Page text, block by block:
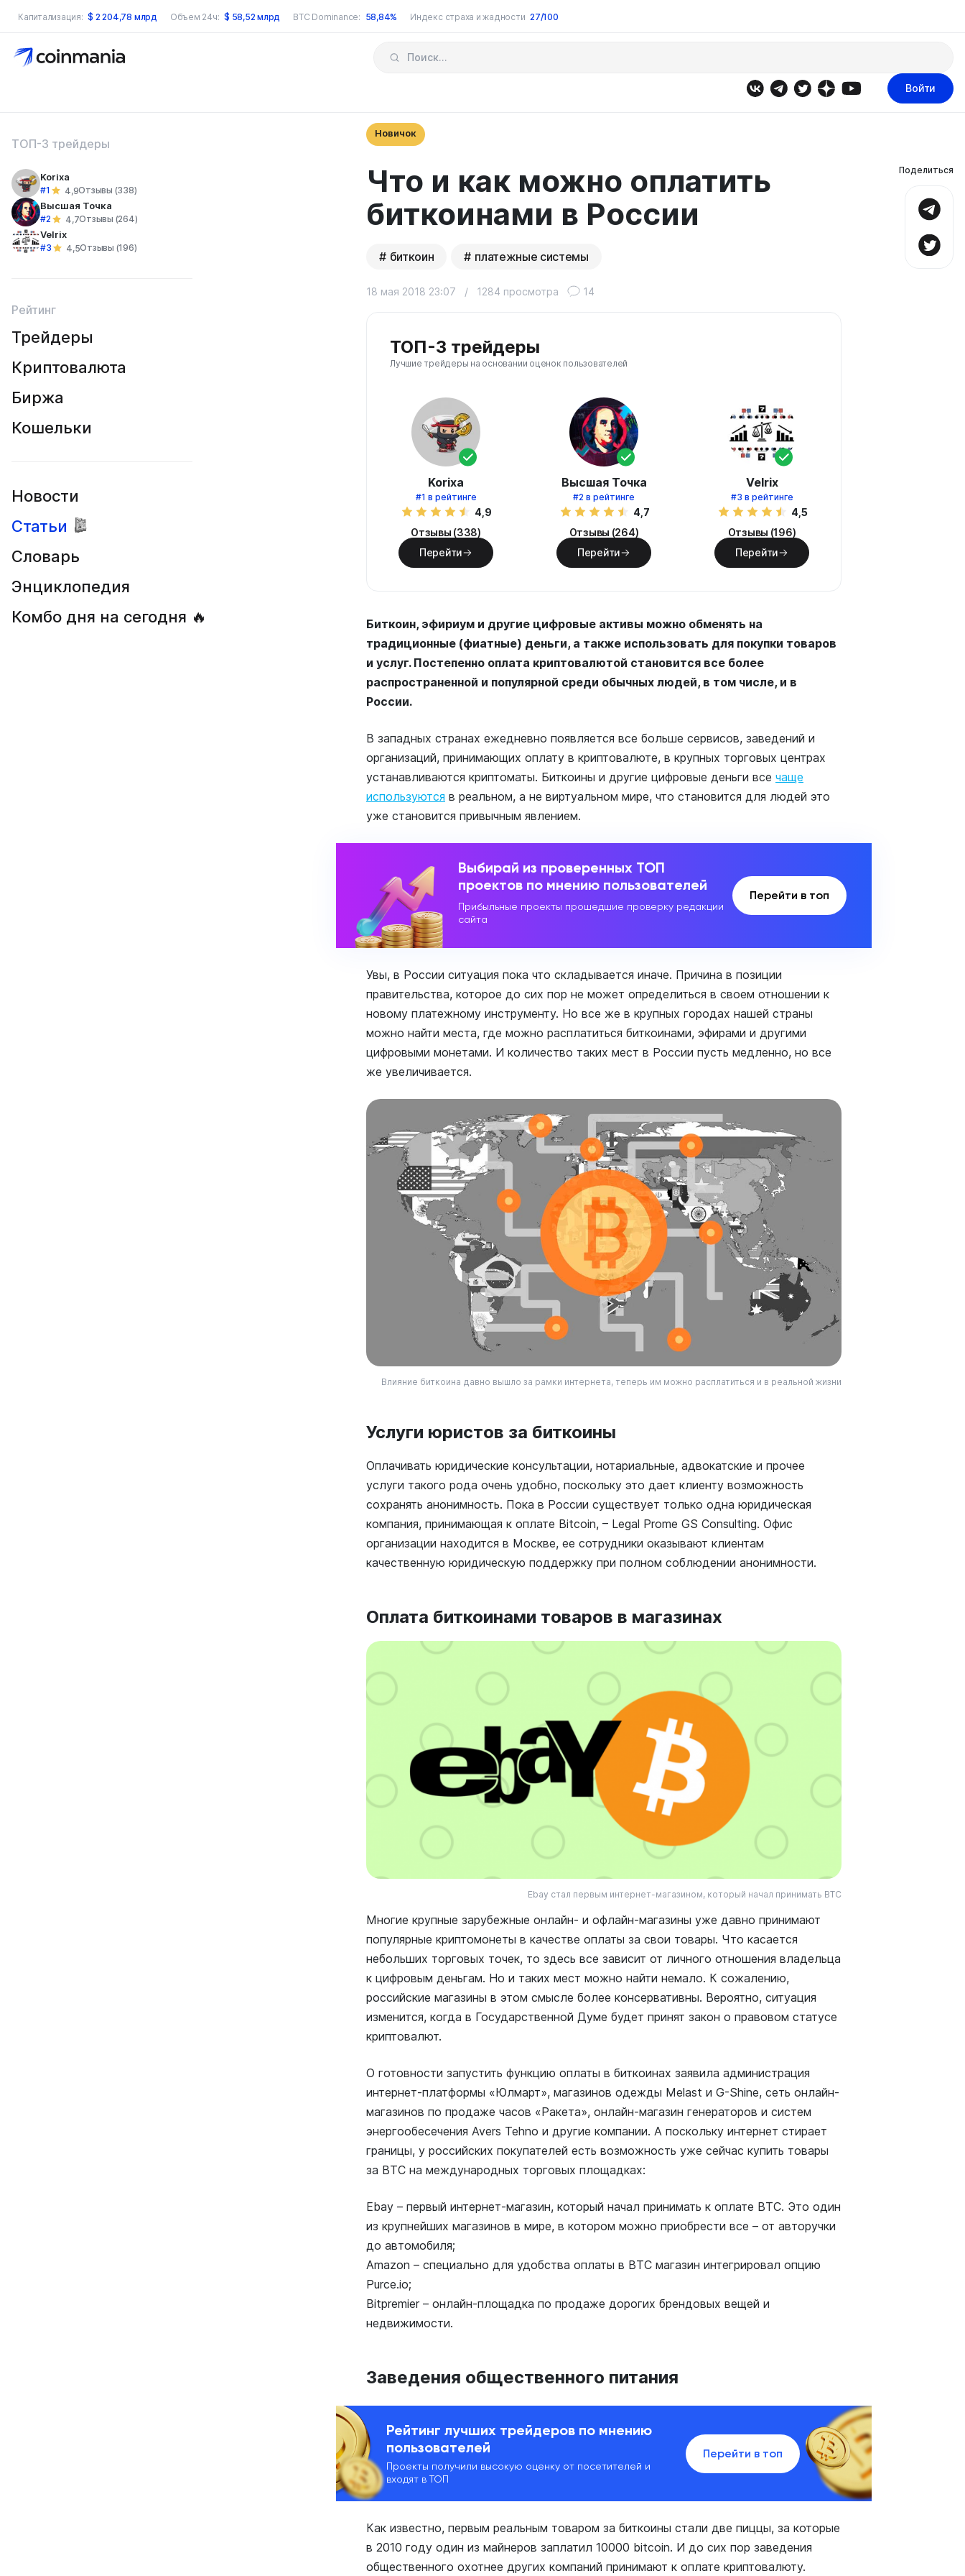
Капитализация: $ 2 204,78 млрд Объем 24ч: $ 58,52 млрд BTC Dominance: 58,84% Индекс страха и жадности 27/100
по сайту
Войти
ТОП-3 трейдеры
Korixa
#1 4,9Отзывы (338)
Высшая Точка
#2 4,7Отзывы (264)
Velrix
#3 4,5Отзывы (196)
Рейтинг
Трейдеры
Криптовалюта
Биржа
Кошельки
Новости
Статьи
Словарь
Энциклопедия
Комбо дня на сегодня 🔥
Новичок
Что и как можно оплатить
биткоинами в России
биткоин платежные системы
18 мая 2018 23:07 / 1284 просмотра 14
ТОП-3 трейдеры
Лучшие трейдеры на основании оценок пользователей
Korixa
#1 в рейтинге
4,9
Отзывы (338)
Перейти
Высшая Точка
#2 в рейтинге
4,7
Отзывы (264)
Перейти
Velrix
#3 в рейтинге
4,5
Отзывы (196)
Перейти
Биткоин, эфириум и другие цифровые активы можно обменять на
традиционные (фиатные) деньги, а также использовать для покупки товаров
и услуг. Постепенно оплата криптовалютой становится все более
распространенной и популярной среди обычных людей, в том числе, и в
России.
В западных странах ежедневно появляется все больше сервисов, заведений и
организаций, принимающих оплату в криптовалюте, в крупных торговых центрах
устанавливаются криптоматы. Биткоины и другие цифровые деньги все чаще
используются в реальном, а не виртуальном мире, что становится для людей это
уже становится привычным явлением.
Выбирай из проверенных ТОП
проектов по мнению пользователей
Прибыльные проекты прошедшие проверку редакции
сайта
Перейти в топ
Увы, в России ситуация пока что складывается иначе. Причина в позиции
правительства, которое до сих пор не может определиться в своем отношении к
новому платежному инструменту. Но все же в крупных городах нашей страны
можно найти места, где можно расплатиться биткоинами, эфирами и другими
цифровыми монетами. И количество таких мест в России пусть медленно, но все
же увеличивается.
Влияние биткоина давно вышло за рамки интернета, теперь им можно расплатиться и в реальной жизни
Услуги юристов за биткоины
Оплачивать юридические консультации, нотариальные, адвокатские и прочее
услуги такого рода очень удобно, поскольку это дает клиенту возможность
сохранять анонимность. Пока в России существует только одна юридическая
компания, принимающая к оплате Bitcoin, – Legal Prome GS Consulting. Офис
организации находится в Москве, ее сотрудники оказывают клиентам
качественную юридическую поддержку при полном соблюдении анонимности.
Оплата биткоинами товаров в магазинах
Ebay стал первым интернет-магазином, который начал принимать BTC
Многие крупные зарубежные онлайн- и офлайн-магазины уже давно принимают
популярные криптомонеты в качестве оплаты за свои товары. Что касается
небольших торговых точек, то здесь все зависит от личного отношения владельца
к цифровым деньгам. Но и таких мест можно найти немало. К сожалению,
российские магазины в этом смысле более консервативны. Вероятно, ситуация
изменится, когда в Государственной Думе будет принят закон о правовом статусе
криптовалют.
О готовности запустить функцию оплаты в биткоинах заявила администрация
интернет-платформы «Юлмарт», магазинов одежды Melast и G-Shine, сеть онлайн-
магазинов по продаже часов «Ракета», онлайн-магазин генераторов и систем
энергообесечения Avers Tehno и другие компании. А поскольку интернет стирает
границы, у российских покупателей есть возможность уже сейчас купить товары
за ВТС на международных торговых площадках:
Ebay – первый интернет-магазин, который начал принимать к оплате ВТС. Это один
из крупнейших магазинов в мире, в котором можно приобрести все – от авторучки
до автомобиля;
Amazon – специально для удобства оплаты в ВТС магазин интегрировал опцию
Purce.io;
Bitpremier – онлайн-площадка по продаже дорогих брендовых вещей и
недвижимости.
Заведения общественного питания
Рейтинг лучших трейдеров по мнению
пользователей
Проекты получили высокую оценку от посетителей и
входят в ТОП
Перейти в топ
Как известно, первым реальным товаром за биткоины стали две пиццы, за которые
в 2010 году один из майнеров заплатил 10000 bitcoin. И до сих пор заведения
общественного охотнее других компаний принимают к оплате криптовалюту.
Поделиться